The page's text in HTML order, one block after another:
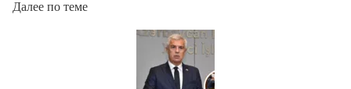
Далее по теме